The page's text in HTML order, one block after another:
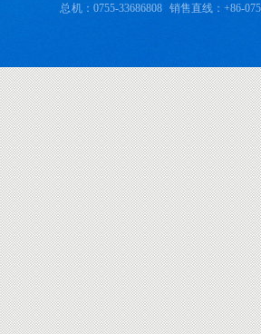
总 机：0755-33686808 销售直线：+86-